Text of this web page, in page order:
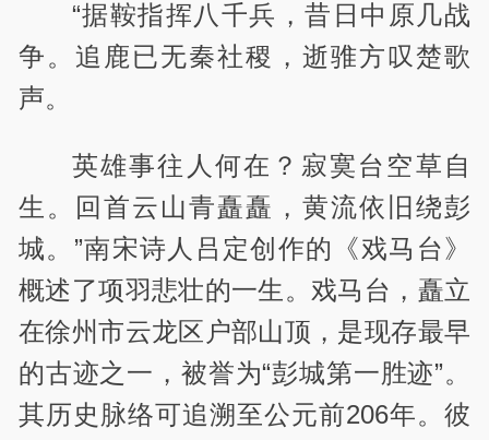
“据鞍指挥八千兵，昔日中原几战
争。追鹿已无秦社稷，逝骓方叹楚歌
声。
英雄事往人何在？寂寞台空草自
生。回首云山青矗矗，黄流依旧 绕彭
城。”南宋诗人吕定创作的《戏马台》
概述了项羽悲壮的一生。戏马台，矗立
在徐州市云龙区户部山顶，是现存最早
的古迹之一，被誉为“彭城第一胜迹”。
其历史脉络可追溯至公元前206年。彼